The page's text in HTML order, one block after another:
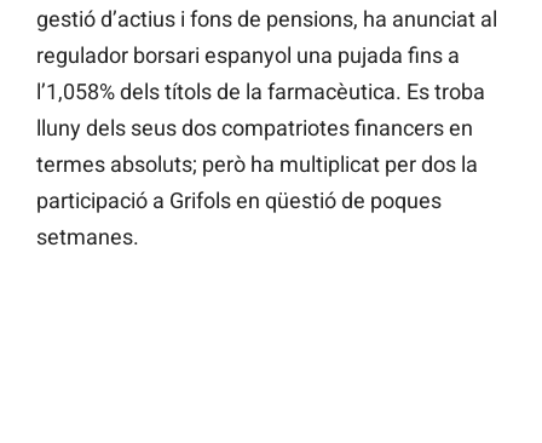
gestió d’actius i fons de pensions, ha anunciat al
regulador borsari espanyol una pujada fins a
l’1,058% dels títols de la farmacèutica. Es troba
lluny dels seus dos compatriotes financers en
termes absoluts; però ha multiplicat per dos la
participació a Grifols en qüestió de poques
setmanes.